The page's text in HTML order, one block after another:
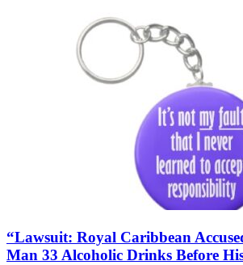
“Lawsuit: Royal Caribbean
Man 33 Alcoholic Drinks Before